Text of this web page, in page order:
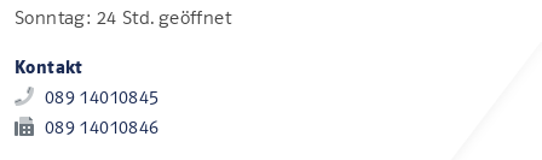
Sonntag: 24 Std. geöffnet
Kontakt
089 14010845
089 14010846